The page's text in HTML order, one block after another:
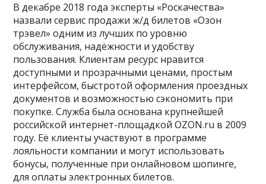
В декабре 2018 года эксперты «Роскачества»
назвали сервис продажи ж/д билетов «Озон
трэвел» одним из лучших по уровню
обслуживания, надёжности и удобству
пользования. Клиентам ресурс нравится
доступными и прозрачными ценами, простым
интерфейсом, быстротой оформления проездных
документов и возможностью сэкономить при
покупке. Служба была основана крупнейшей
российской интернет-площадкой OZON.ru в 2009
году. Её клиенты участвуют в программе
лояльности компании и могут использовать
бонусы, полученные при онлайновом шопинге,
для оплаты электронных билетов.